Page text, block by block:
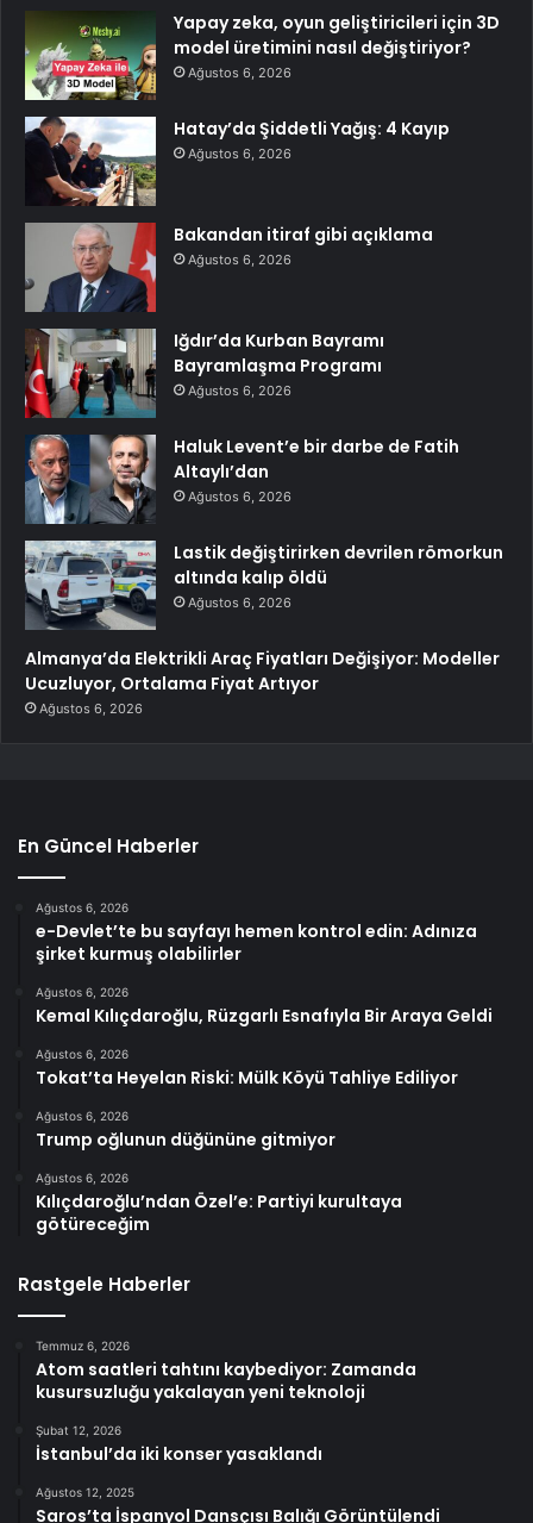
Yapay zeka, oyun geliştiricileri için 3D
model üretimini nasıl değiştiriyor?
Ağustos 6, 2026
Hatay’da Şiddetli Yağış: 4 Kayıp
Ağustos 6, 2026
Bakandan itiraf gibi açıklama
Ağustos 6, 2026
Iğdır’da Kurban Bayramı
Bayramlaşma Programı
Ağustos 6, 2026
Haluk Levent’e bir darbe de Fatih
Altaylı’dan
Ağustos 6, 2026
Lastik değiştirirken devrilen römorkun
altında kalıp öldü
Ağustos 6, 2026
Almanya’da Elektrikli Araç Fiyatları Değişiyor: Modeller
Ucuzluyor, Ortalama Fiyat Artıyor
Ağustos 6, 2026
En Güncel Haberler
Ağustos 6, 2026
e-Devlet’te bu sayfayı hemen kontrol edin: Adınıza
şirket kurmuş olabilirler
Ağustos 6, 2026
Kemal Kılıçdaroğlu, Rüzgarlı Esnafıyla Bir Araya Geldi
Ağustos 6, 2026
Tokat’ta Heyelan Riski: Mülk Köyü Tahliye Ediliyor
Ağustos 6, 2026
Trump oğlunun düğününe gitmiyor
Ağustos 6, 2026
Kılıçdaroğlu’ndan Özel’e: Partiyi kurultaya
götüreceğim
Rastgele Haberler
Temmuz 6, 2026
Atom saatleri tahtını kaybediyor: Zamanda
kusursuzluğu yakalayan yeni teknoloji
Şubat 12, 2026
İstanbul’da iki konser yasaklandı
Ağustos 12, 2025
Saros’ta İspanyol Dansçısı Balığı Görüntülendi